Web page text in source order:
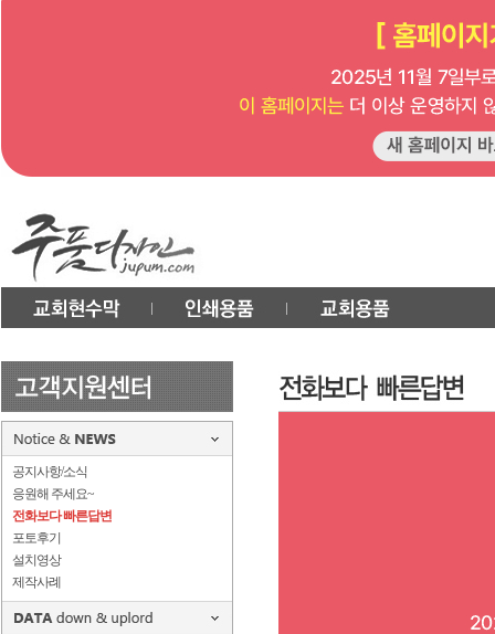
공지사항/소식
응원해 주세요~
전화보다 빠른답변
포토후기
설치영상
제작사례